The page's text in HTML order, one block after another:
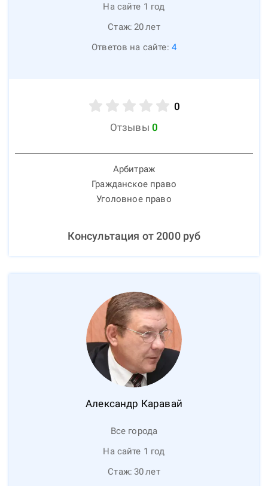
На сайте 1 год
Стаж: 20лет
Ответов на сайте: 4
0
Отзывы 0
Арбитраж
Гражданское право
Уголовное право
Консультация от2000руб
Александр Каравай
Все города
На сайте 1 год
Стаж: 30лет